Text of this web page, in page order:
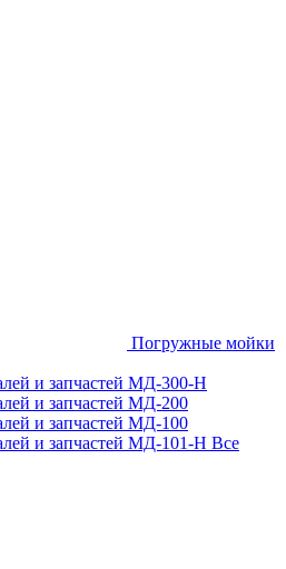
Погружные мойки
и запчастей МД-300-H
и запчастей МД-200
и запчастей МД-100
и запчастей МД-101-Н Все